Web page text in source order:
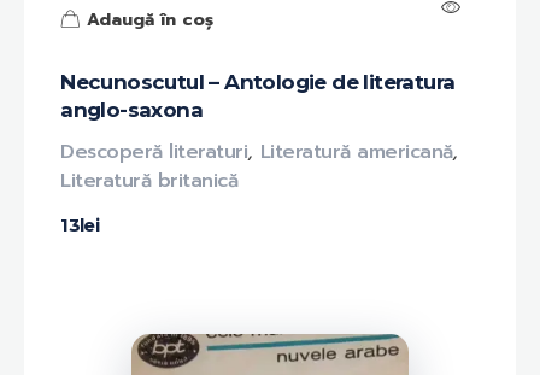
Necunoscutul – Antologie de literatura
anglo-saxona
13lei
Descoperă literaturi, Literatură americană,
Literatură britanică
Adaugă în coș